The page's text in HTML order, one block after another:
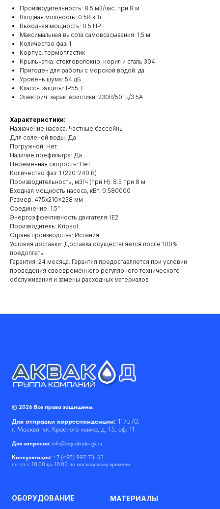
Производительность: 8.5 м3/час, при 8 м.
Входная мощность: 0.58 кВт
Выходная мощность: 0.5 HP
Максимальная высота самовсасывания: 1,5 м
Количество фаз: 1
Корпус: термопластик
Крыльчатка: стекловолокно, норил и сталь 304
Пригоден для работы с морской водой: да
Уровень шума: 54 дБ
Классы защиты: IP55, F
Электрич. характеристики: 230B/50Гц/3.5А
Характеристики:
Назначение насоса: Частные бассейны
Для соленой воды: Да
Погружной: Нет
Наличие префильтра: Да
Переменная скорость: Нет
Количество фаз: 1 (220-240 В)
Производительность, м3/ч (при Н): 8.5 при 8 м
Входная мощность насоса, кВт: 0.580000
Размер: 475x210x238 мм
Соединение: 1.5"
Энергоэффективность двигателя: IE2
Производитель: Kripsol
Cтрана производства: Испания
Условия доставки: Доставка осуществляется после 100%
предоплаты
Гарантия: 24 месяца. Гарантия предоставляется при условии
проведения своевременного регулярного технического
обслуживания и замены расходных материалов
© 2026 Все права защищены.
Для отправки корреспонденции: 117570,
г. Москва, ул. Красного маяка, д. 15, оф. 11
Для запросов: info@aquakode-gk.ru
Консультация: +7 (495) 997-73-53
пн-пт с 10:00 до 18:00 по московскому времени
ОБОРУДОВАНИЕ
МАТЕРИАЛЫ